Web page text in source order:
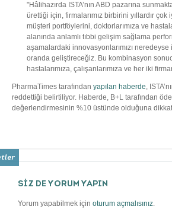
"Hâlihazırda ISTA’nın ABD pazarına
ürettiği için, firmalarımız birbirini yıllardır
müşteri portföylerini, doktorlarımıza ve
alanında anlamlı tıbbi gelişim sağlama
aşamalardaki innovasyonlarımızı neredeyse
oranda geliştireceğiz. Bu kombinasyon
hastalarımıza, çalışanlarımıza ve her iki
PharmaTimes tarafından yapılan haberde,
reddettiği belirtiliyor. Haberde, B+L tarafından
değerlendirmesinin %10 üstünde olduğuna
SİZ DE YORUM YAPIN
Yorum yapabilmek için oturum açmalısınız.